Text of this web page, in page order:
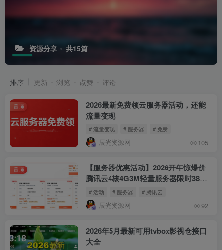
资源分享 共15篇
排序 更新 浏览 点赞 评论
置顶
2026最新免费领云服务器活动，还能
流量变现
# 流量变现 # 服务器 # 免费
辰光资源网 105
置顶
【服务器优惠活动】2026开年惊爆价
腾讯云4核4G3M轻量服务器限时38元/
年
# 活动 # 服务器 # 腾讯云
辰光资源网 92
2026年5月最新可用tvbox影视仓接口
大全